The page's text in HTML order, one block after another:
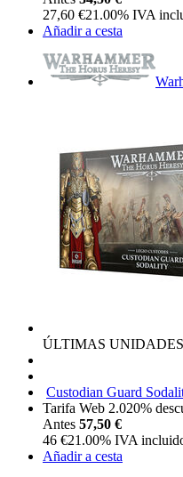
27,60 €21.00% IVA
Añadir a cesta
ÚLTIMAS UNIDADES
Custodian Guard
Tarifa Web 2.020%
Antes 57,50 €
46 €21.00% IVA
Añadir a cesta